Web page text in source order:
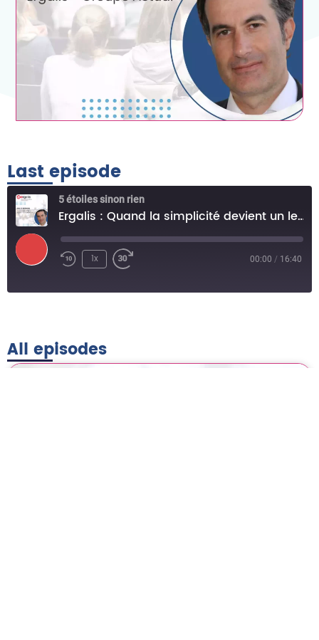
Last episode
5 étoiles sinon rien
Ergalis : Quand la simplicité devient un levier de fidélisation !
1x 00:00 / 16:40
All episodes